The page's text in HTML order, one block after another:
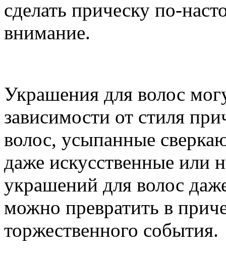
сделать прическу по-
внимание.
Украшения для волос
зависимости от стиля
волос, усыпанные
даже искусственные
украшений для волос
можно превратить в
торжественного события.